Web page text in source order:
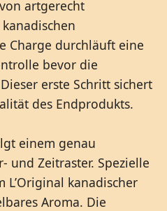
artgerecht
Charge durchläuft eine
bevor die
erste Schritt sichert
des Endprodukts.
einem genau
und Zeitraster. Spezielle
kanadischer
Aroma. Die